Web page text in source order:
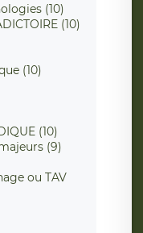
(10)
(10)
(10)
(10)
(9)
ou TAV